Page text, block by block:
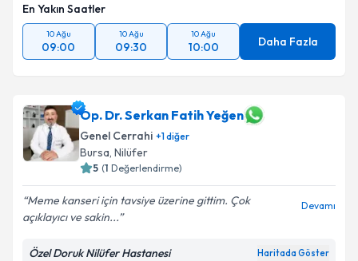
En Yakın Saatler
10 Ağu
09:00
10 Ağu
09:30
10 Ağu
10:00 Daha Fazla
Op. Dr. Serkan Fatih Yeğen
Genel Cerrahi +1diğer
Bursa, Nilüfer
5 (1 Değerlendirme)
Meme kanseri için tavsiye üzerine gittim. Çok
açıklayıcı ve sakin...
Devamı
Özel Doruk Nilüfer Hastanesi Haritada Göster